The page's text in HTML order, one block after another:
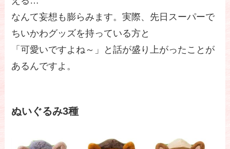
なんて妄想も膨らみます。実際、先日スーパーで
ちいかわグッズを持っている方と
「可愛いですよね～」と話が盛り上がったことが
あるんですよ。
ぬいぐるみ3種